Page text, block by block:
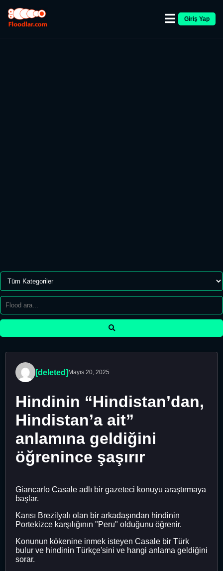
Giriş Yap
[deleted] Mayıs 20, 2025
Hindinin “Hindistan’dan,
Hindistan’a ait”
anlamına geldiğini
öğrenince şaşırır
Giancarlo Casale adlı bir gazeteci konuyu araştırmaya
başlar.
Karısı Brezilyalı olan bir arkadaşından hindinin
Portekizce karşılığının "Peru" olduğunu öğrenir.
Konunun kökenine inmek isteyen Casale bir Türk
bulur ve hindinin Türkçe'sini ve hangi anlama geldiğini
sorar.